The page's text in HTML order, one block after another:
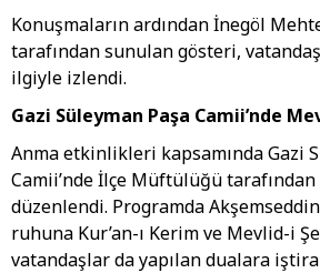
Konuşmaların ardından İnegöl
tarafından sunulan gösteri,
ilgiyle izlendi.
Gazi Süleyman Paşa Camii’nde
Anma etkinlikleri kapsamında Gazi
Camii’nde İlçe Müftülüğü
düzenlendi. Programda
ruhuna Kur’an-ı Kerim ve Mevlid-i
vatandaşlar da yapılan dualara